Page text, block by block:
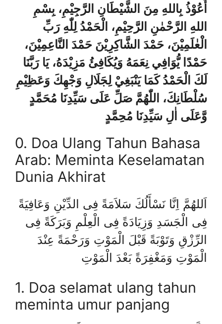
أَعُوْذُ بِاللهِ مِنَ الشَّيْطَانِ الرَّجِيْمِ، بِسْمِ
اللهِ الرَّحْمٰنِ الرَّحِيْمِ، الْحَمْدُ لِلّٰهِ رَبِّ
الْعٰلَمِيْنَ، حَمْدَ الشَّاكِرِيْنَ حَمْدَ النَّاعِمِيْنَ،
حَمْدًا يُّوَافِي نِعَمَهُ وَيُكَافِئُ مَزِيْدَهُ، يَا رَبَّنَا
لَكَ الْحَمْدُ كَمَا يَنْبَغِيْ لِجَلَالِ وَجْهِكَ وَعَظِيْمِ
سُلْطَانِكَ، اللّٰهُمَّ صَلِّ عَلَى سَيِّدِنَا مُحَمَّدٍ
وَّعَلَى اٰلِ سَيِّدِنَا مُحِمَّدٍ
0. Doa Ulang Tahun Bahasa
Arab: Meminta Keselamatan
Dunia Akhirat
اَللهُمَّ اِنَّا نَسْأَلُكَ سَلاَمَةً فِى الدِّيْنِ وَعَافِيَةً
فِى الْجَسَدِ وَزِيَادَةً فِى الْعِلْمِ وَبَرَكَةً فِى
الرِّزْقِ وَتَوْبَةً قَبْلَ الْمَوْتِ وَرَحْمَةً عِنْدَ
الْمَوْتِ وَمَغْفِرَةً بَعْدَ الْمَوْتِ
1. Doa selamat ulang tahun
meminta umur panjang